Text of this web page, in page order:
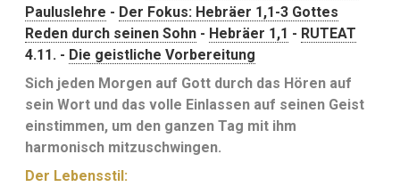
Pauluslehre - Der Fokus: Hebräer 1,1-3 Gottes
Reden durch seinen Sohn - Hebräer 1,1 - RUTEAT
4.11. - Die geistliche Vorbereitung
Sich jeden Morgen auf Gott durch das Hören auf
sein Wort und das volle Einlassen auf seinen Geist
einstimmen, um den ganzen Tag mit ihm
harmonisch mitzuschwingen.
Der Lebensstil: